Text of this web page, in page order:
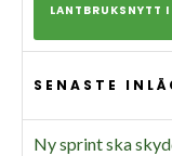
LANTBRUKSNYTT I
SENASTE
Ny sprint ska